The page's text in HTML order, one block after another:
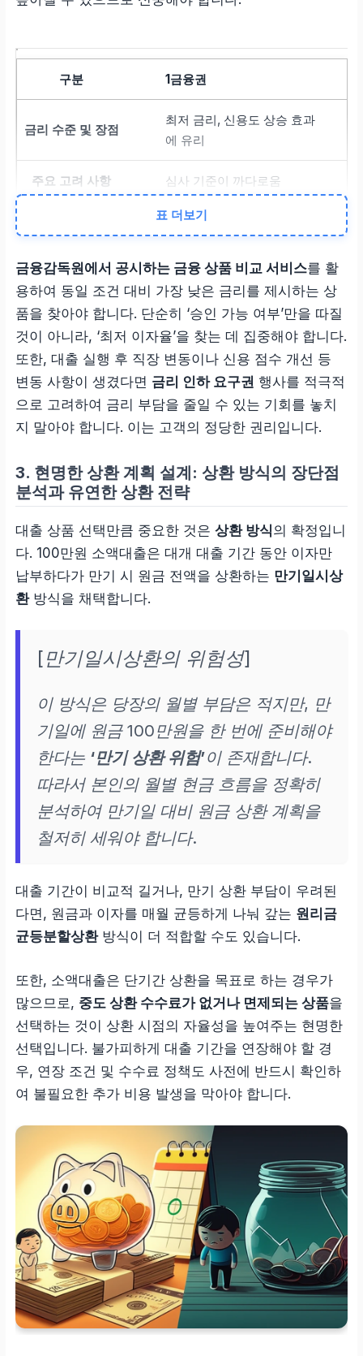
1금융권
최저 금리, 신용도 상승 효과
에 유리
심사 기준이 까다로움
높은 승인율과 신속성
상대적으로 높은 금리 부담
표 더보기
금융감독원에서 공시하는 금융 상품 비교 서비스를 활
용하여 동일 조건 대비 가장 낮은 금리를 제시하는 상
품을 찾아야 합니다. 단순히 ‘승인 가능 여부’만을 따질
것이 아니라, ‘최저 이자율’을 찾는 데 집중해야 합니다.
또한, 대출 실행 후 직장 변동이나 신용 점수 개선 등
변동 사항이 생겼다면 금리 인하 요구권 행사를 적극적
으로 고려하여 금리 부담을 줄일 수 있는 기회를 놓치
지 말아야 합니다. 이는 고객의 정당한 권리입니다.
3. 현명한 상환 계획 설계: 상환 방식의 장단점
분석과 유연한 상환 전략
대출 상품 선택만큼 중요한 것은 상환 방식의 확정입니
다. 100만원 소액대출은 대개 대출 기간 동안 이자만
납부하다가 만기 시 원금 전액을 상환하는 만기일시상
환방식을 채택합니다.
[만기일시상환의 위험성]
이 방식은 당장의 월별 부담은 적지만, 만
기일에 원금 100만원을 한 번에 준비해야
한다는 ‘만기 상환 위험’이 존재합니다.
따라서 본인의 월별 현금 흐름을 정확히
분석하여 만기일 대비 원금 상환 계획을
철저히 세워야 합니다.
대출 기간이 비교적 길거나, 만기 상환 부담이 우려된
다면, 원금과 이자를 매월 균등하게 나눠 갚는 원리금
균등분할상환방식이 더 적합할 수도 있습니다.
또한, 소액대출은 단기간 상환을 목표로 하는 경우가
많으므로, 중도 상환 수수료가 없거나 면제되는 상품을
선택하는 것이 상환 시점의 자율성을 높여주는 현명한
선택입니다. 불가피하게 대출 기간을 연장해야 할 경
우, 연장 조건 및 수수료 정책도 사전에 반드시 확인하
여 불필요한 추가 비용 발생을 막아야 합니다.